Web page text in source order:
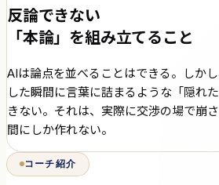
反論できない
「本論」を組み立てること
AIは論点を並べることはできる。しか
した瞬間に言葉に詰まるような「隠れ
きない。それは、実際に交渉の場で崩
間にしか作れない。
コーチ紹介